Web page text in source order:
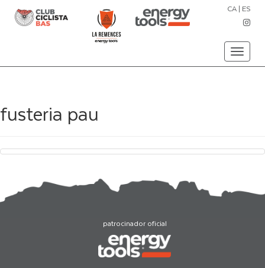
Toggle
CA | ES
fusteria pau
patrocinador oficial